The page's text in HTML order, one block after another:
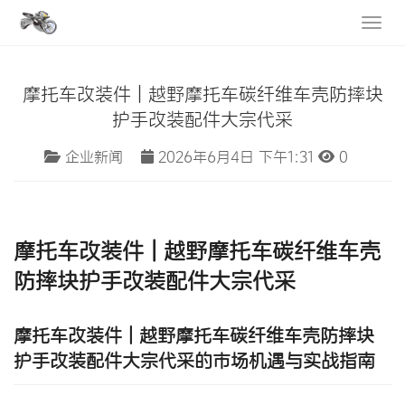
摩托车改装件 | 越野摩托车碳纤维车壳防摔块
护手改装配件大宗代采
企业新闻 2026年6月4日 下午1:31 0
摩托车改装件
越野摩托车碳纤维车壳
防摔块护手改装配件大宗代采
摩托车改装件 | 越野摩托车碳纤维车壳防摔块
护手改装配件大宗代采的市场机遇与实战指南